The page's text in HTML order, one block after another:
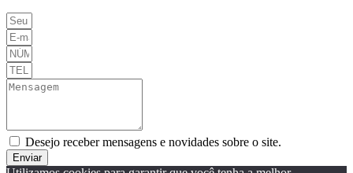
Desejo receber mensagens e novidades sobre o site.
Enviar